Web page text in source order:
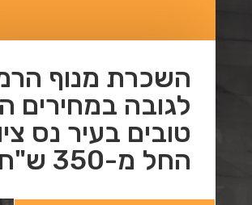
השכרת מנוף
לגובה במחירים
טובים בעיר נס
החל מ-350 ש"ח!